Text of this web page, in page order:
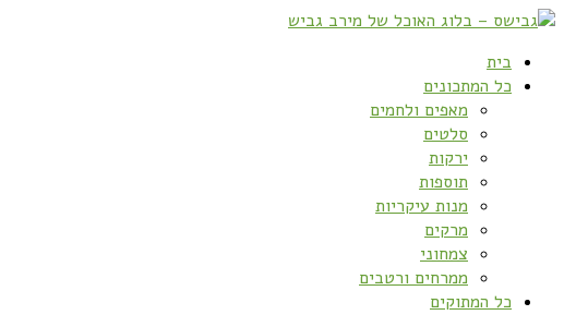
בית
כל המתכונים
מאפים ולחמים
סלטים
ירקות
תוספות
מנות עיקריות
מרקים
צמחוני
ממרחים ורטבים
כל המתוקים